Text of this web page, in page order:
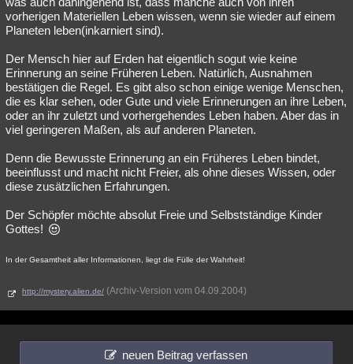
vorherigen Materiellen Leben wissen, wenn sie wieder auf einem
Planeten leben(inkarniert sind).
Der Mensch hier auf Erden hat eigentlich sogut wie keine
Erinnerung an seine Früheren Leben. Natürlich, Ausnahmen
bestätigen die Regel. Es gibt also schon einige wenige Menschen,
die es klar sehen, oder Gute und viele Erinnerungen an ihre Leben,
oder an ihr zuletzt und vorhergehendes Leben haben. Aber das in
viel geringeren Maßen, als auf anderen Planeten.
Denn die Bewusste Erinnerung an ein Früheres Leben bindet,
beeinflusst und macht nicht Freier, als ohne dieses Wissen, oder
diese zusätzlichen Erfahrungen.
Der Schöpfer möchte absolut Freie und Selbstständige Kinder
Gottes!
In der Gesamtheit aller Informationen, liegt die Fülle der Wahrheit!
http://mystery.alien.de/ (Archiv-Version vom 04.09.2004)
neuen Beitrag verfassen